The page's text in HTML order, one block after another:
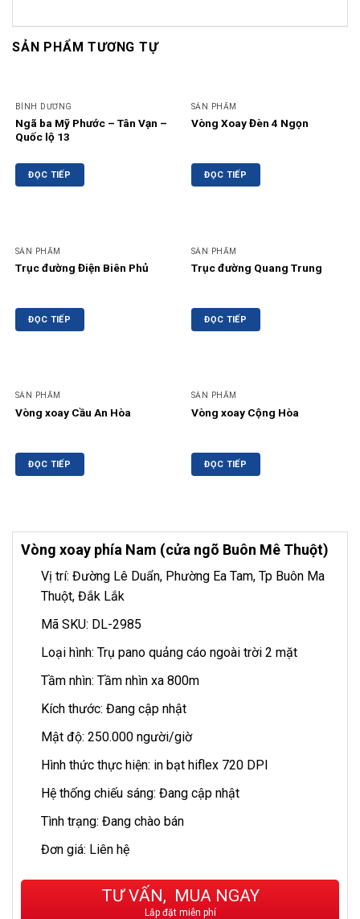
SẢN PHẨM TƯƠNG TỰ
BÌNH DƯƠNG
Ngã ba Mỹ Phước – Tân Vạn –
Quốc lộ 13
ĐỌC TIẾP
SẢN PHẨM
Vòng Xoay Đèn 4 Ngọn
ĐỌC TIẾP
SẢN PHẨM
Trục đường Điện Biên Phủ
ĐỌC TIẾP
SẢN PHẨM
Trục đường Quang Trung
ĐỌC TIẾP
SẢN PHẨM
Vòng xoay Cầu An Hòa
ĐỌC TIẾP
SẢN PHẨM
Vòng xoay Cộng Hòa
ĐỌC TIẾP
Vòng xoay phía Nam (cửa ngõ Buôn Mê Thuột)
Vị trí: Đường Lê Duẩn, Phường Ea Tam, Tp Buôn Ma
Thuột, Đắk Lắk
Mã SKU: DL-2985
Loại hình: Trụ pano quảng cáo ngoài trời 2 mặt
Tầm nhìn: Tầm nhìn xa 800m
Kích thước: Đang cập nhật
Mật độ: 250.000 người/giờ
Hình thức thực hiện: in bạt hiflex 720 DPI
Hệ thống chiếu sáng: Đang cập nhật
Tình trạng: Đang chào bán
Đơn giá: Liên hệ
TƯ VẤN, MUA NGAY
Lắp đặt miễn phí